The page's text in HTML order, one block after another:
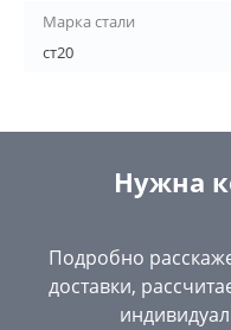
Марка стали
ст20
Нужна
Подробно
доставки,